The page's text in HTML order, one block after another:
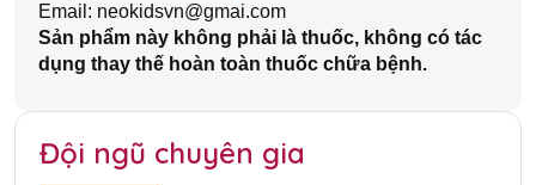
Email: neokidsvn@gmai.com
Sản phẩm này không phải là thuốc, không có tác
dụng thay thế hoàn toàn thuốc chữa bệnh.
Đội ngũ chuyên gia